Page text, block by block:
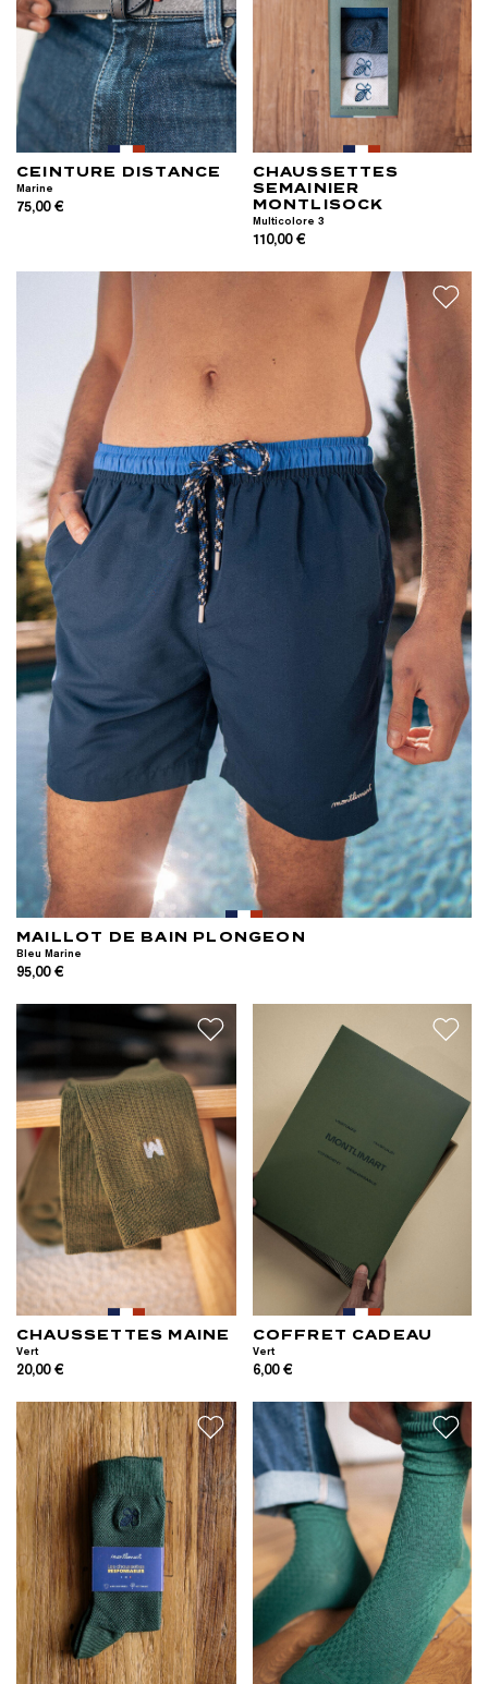
CEINTURE DISTANCE
Marine
75,00 €
CHAUSSETTES
SEMAINIER
MONTLISOCK
Multicolore 3
110,00 €
MAILLOT DE BAIN PLONGEON
Bleu Marine
95,00 €
CHAUSSETTES MAINE
Vert
20,00 €
COFFRET CADEAU
Vert
6,00 €